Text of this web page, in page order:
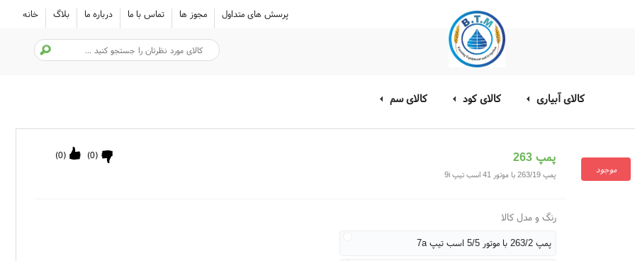
خانه بلاگ درباره ما تماس با ما مجوز ها پرسش های متداول
کالای آبیاری کالای کود کالای سم
موجود
پمپ 263 (
0
) (
0
)
پمپ 263/19 با موتور 41 اسب تیپ 9i
رنگ و مدل کالا
پمپ 263/2 با موتور 5/5 اسب تیپ 7a